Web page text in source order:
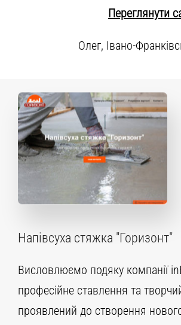
Переглянути
Олег, Івано-
Напівсуха стяжка "Горизонт"
Висловлюємо подяку компанії
професійне ставлення та
проявлений до створення